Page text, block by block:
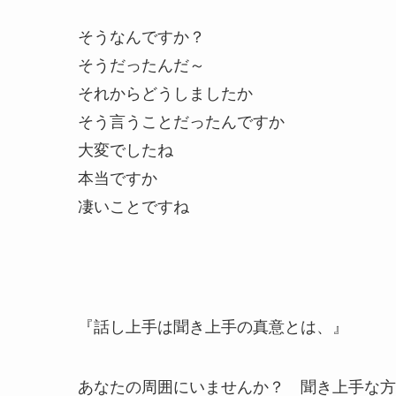
そうなんですか？
そうだったんだ～
それからどうしましたか
そう言うことだったんですか
大変でしたね
本当ですか
凄いことですね
『話し上手は聞き上手の真意とは、』
あなたの周囲にいませんか？ 聞き上手な